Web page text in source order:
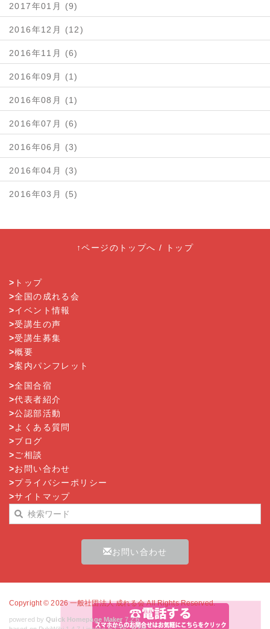
2017年01月 (9)
2016年12月 (12)
2016年11月 (6)
2016年09月 (1)
2016年08月 (1)
2016年07月 (6)
2016年06月 (3)
2016年04月 (3)
2016年03月 (5)
↑ページのトップへ / トップ
> トップ
>全国の成れる会
>イベント情報
>受講生の声
>受講生募集
>概要
>案内パンフレット
>全国合宿
>代表者紹介
>公認部活動
>よくある質問
>ブログ
>ご相談
>お問い合わせ
>プライバシーポリシー
>サイトマップ
お問い合わせ
Copyright © 2026一般社団法人 成れる会All Rights Reserved.
powered byQuick Homepage Maker 7.2.6